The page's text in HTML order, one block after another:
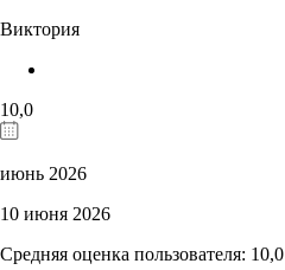
Виктория
10,0
июнь 2026
10 июня 2026
Средняя оценка пользователя: 10,0